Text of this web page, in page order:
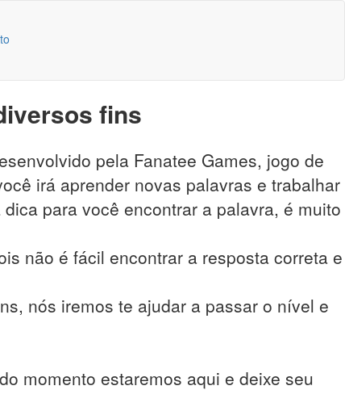
fins
pela Fanatee Games, jogo de
irá aprender novas palavras e trabalhar
para você encontrar a palavra, é muito
não é fácil encontrar a resposta correta e
nós iremos te ajudar a passar o nível e
momento estaremos aqui e deixe seu